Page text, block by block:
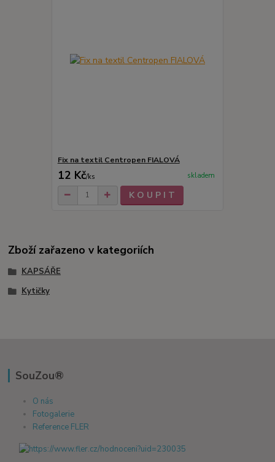
Fix na textil Centropen FIALOVÁ
12 Kč/ks skladem
K O U P I T
Zboží zařazeno v kategoriích
KAPSÁŘE
Kytičky
SouZou®
O nás
Fotogalerie
Reference FLER